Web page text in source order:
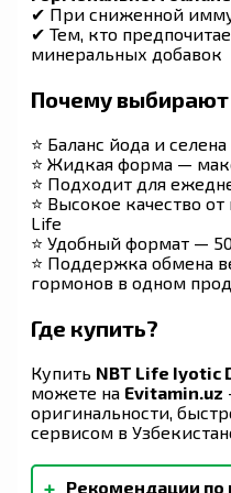
✔ При сниженной
✔ Тем, кто
минеральных добавок
Почему выбирают
⭐ Баланс йода и
⭐ Жидкая форма —
⭐ Подходит для
⭐ Высокое качество
Life
⭐ Удобный формат —
⭐ Поддержка обмена
гормонов в одном
Где купить?
Купить NBT Life Iyotic
можете на Evitamin.uz
оригинальности,
сервисом в
+ Рекомендации